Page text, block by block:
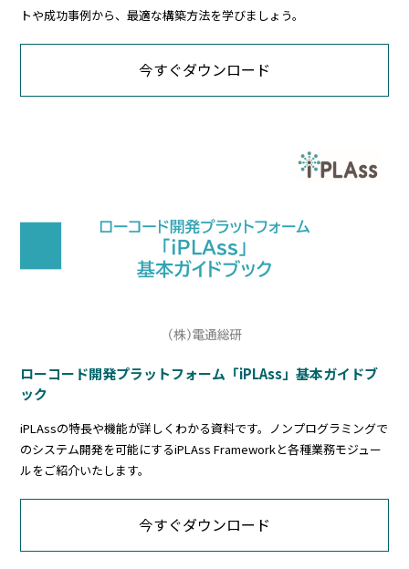
トや成功事例から、最適な構築方法を学びましょう。
今すぐダウンロード
ローコード開発プラットフォーム「iPLAss」基本ガイドブ
ック
iPLAssの特長や機能が詳しくわかる資料です。ノンプログラミングで
のシステム開発を可能にするiPLAss Frameworkと各種業務モジュー
ルをご紹介いたします。
今すぐダウンロード